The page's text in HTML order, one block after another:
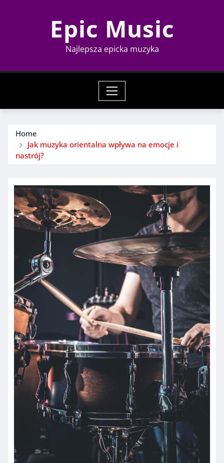
Epic Music
Najlepsza epicka muzyka
Home
Jak muzyka orientalna wpływa na emocje i
nastrój?